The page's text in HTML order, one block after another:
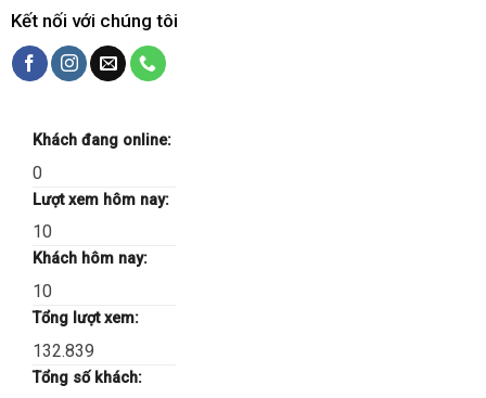
Kết nối với chúng tôi
Khách đang online:
0
Lượt xem hôm nay:
10
Khách hôm nay:
10
Tổng lượt xem:
132.839
Tổng số khách: